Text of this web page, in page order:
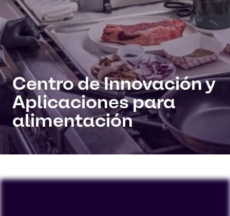
Centro de Innovación y
Aplicaciones para
alimentación